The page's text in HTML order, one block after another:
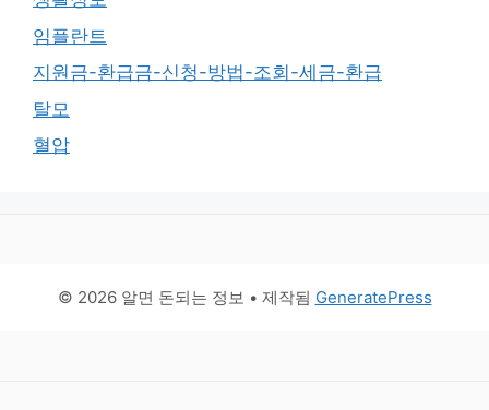
임플란트
지원금-환급금-신청-방법-조회-세금-환급
탈모
혈압
© 2026 알면 돈되는 정보 • 제작됨 GeneratePress